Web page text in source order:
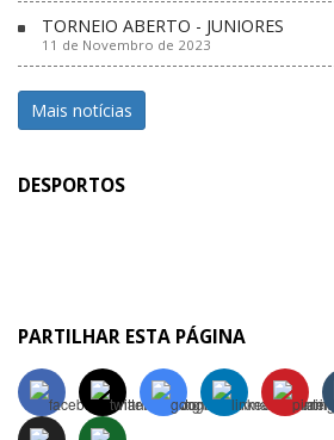
TORNEIO ABERTO - JUNIORES
11 de Novembro de 2023
Mais notícias
DESPORTOS
PARTILHAR ESTA PÁGINA